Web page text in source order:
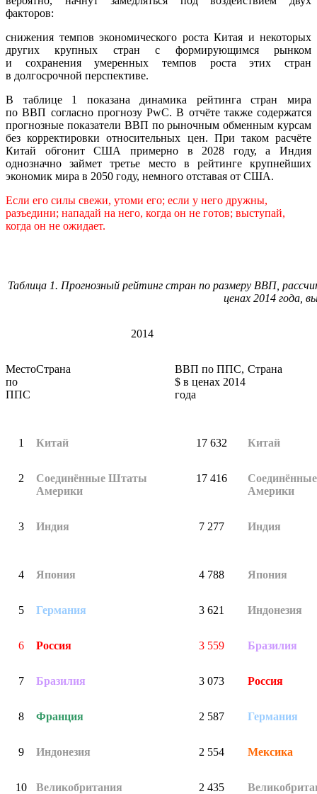
факторов:
снижения темпов экономического роста Китая и некоторых
других крупных стран с формирующимся рынком
и сохранения умеренных темпов роста этих стран
в долгосрочной перспективе.
В таблице 1 показана динамика рейтинга стран мира
по ВВП согласно прогнозу PwC. В отчёте также содержатся
прогнозные показатели ВВП по рыночным обменным курсам
без корректировки относительных цен. При таком расчёте
Китай обгонит США примерно в 2028 году, а Индия
однозначно займет третье место в рейтинге крупнейших
экономик мира в 2050 году, немного отставая от США.
Eсли его силы свежи, утоми его; если у него дружны,
разъедини; нападай на него, когда он не готов; выступай,
когда он не ожидает.
Таблица 1. Прогнозный рейтинг стран по размеру ВВП,
ценах 2014 года,
2014
Место
по
ППС
Страна
ВВП по ППС,
$ в ценах 2014
года
Страна
1 Китай 17 632 Китай
2
Соединённые Штаты
Америки
17 416
Америки
3 Индия 7 277 Индия
4 Япония 4 788 Япония
5 Германия 3 621 Индонезия
6 Россия 3 559 Бразилия
7 Бразилия 3 073 Россия
8 Франция 2 587 Германия
9 Индонезия 2 554 Мексика
10 Великобритания 2 435